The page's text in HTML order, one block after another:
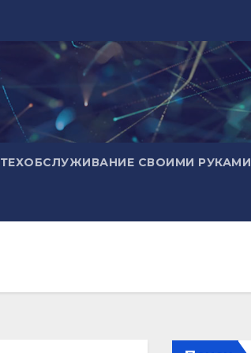
ТЕХОБСЛУЖИВАНИЕ СВОИМИ РУКАМИ